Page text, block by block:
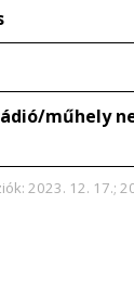
műhely
2023. 12. 17.;